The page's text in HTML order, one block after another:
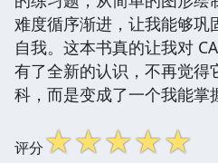
难度循序渐进，让我能够巩
自我。这本书真的让我对
有了全新的认识，不再觉得
科，而是变成了一个我能掌
评分☆☆☆☆☆